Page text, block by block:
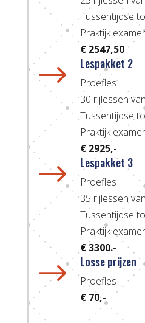
Tussentijdse
Praktijk
€ 2547,50
$ Lespakket 2
Proefles
30 rijlessen
Tussentijdse
Praktijk
€ 2925,-
$ Lespakket 3
Proefles
35 rijlessen
Tussentijdse
Praktijk
€ 3300.-
$ Losse prijzen
Proefles
€ 70,-